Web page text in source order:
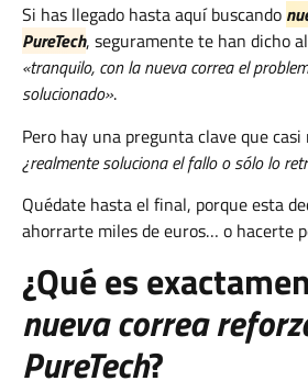
Si has llegado hasta aquí buscando
PureTech, seguramente te han dicho
«tranquilo, con la nueva correa el
solucionado».
Pero hay una pregunta clave que casi
¿realmente soluciona el fallo o sólo lo
Quédate hasta el final, porque esta
ahorrarte miles de euros… o hacerte
¿Qué es
nueva correa
PureTech?